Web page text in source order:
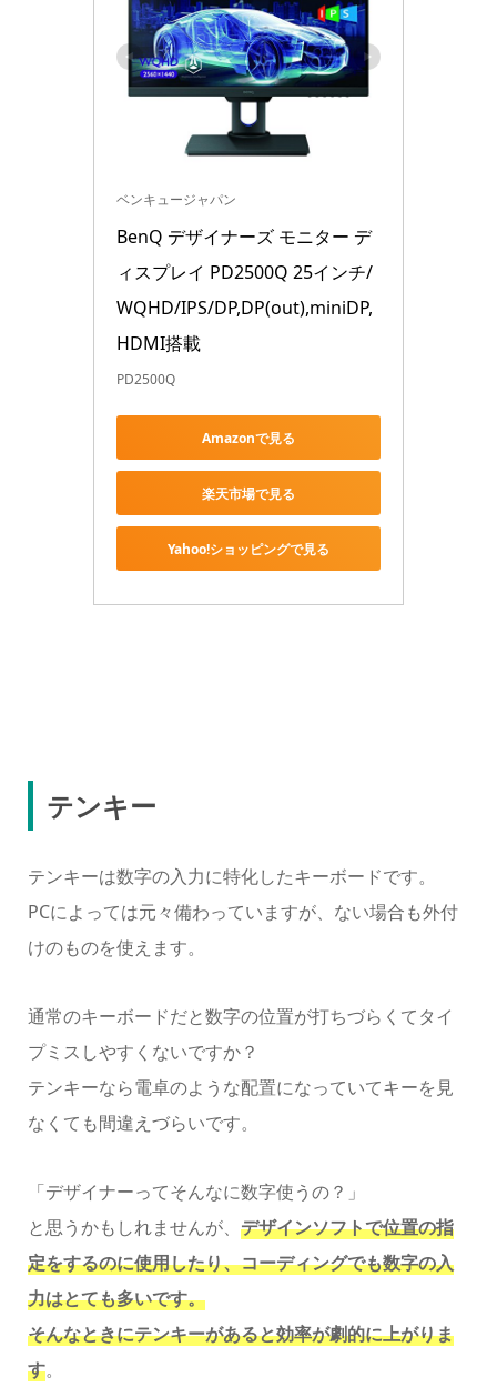
ベンキュージャパン
BenQ デザイナーズ モニター デ
ィスプレイ PD2500Q 25インチ/
WQHD/IPS/DP,DP(out),miniDP,
HDMI搭載
PD2500Q
Amazonで見る
楽天市場で見る
Yahoo!ショッピングで見る
テンキー
テンキーは数字の入力に特化したキーボードです。
PCによっては元々備わっていますが、ない場合も外付
けのものを使えます。
通常のキーボードだと数字の位置が打ちづらくてタイ
プミスしやすくないですか？
テンキーなら電卓のような配置になっていてキーを見
なくても間違えづらいです。
「デザイナーってそんなに数字使うの？」
と思うかもしれませんが、 デザインソフトで位置の指
定をするのに使用したり、コーディングでも数字の入
力はとても多いです。
そんなときにテンキーがあると効率が劇的に上がりま
す。